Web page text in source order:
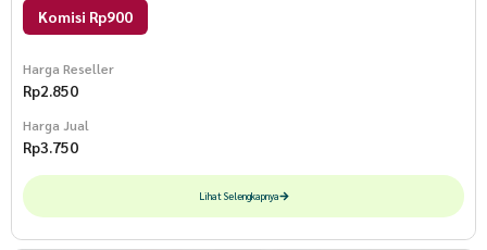
Komisi Rp900
Harga Reseller
Rp2.850
Harga Jual
Rp3.750
Lihat Selengkapnya